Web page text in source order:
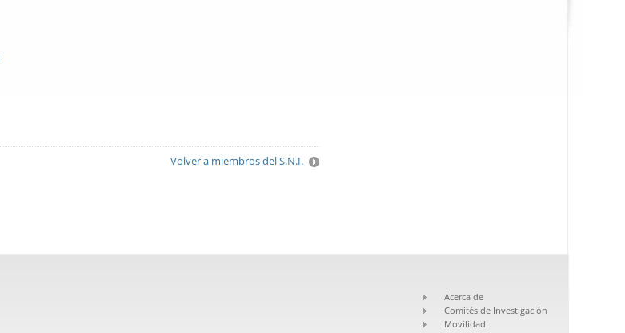
Volver a miembros del S.N.I.
Acerca de
Comités de Investigación
Movilidad